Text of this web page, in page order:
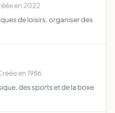
en 2022
de loisirs, organiser des
en 1986
des sports et de la boxe